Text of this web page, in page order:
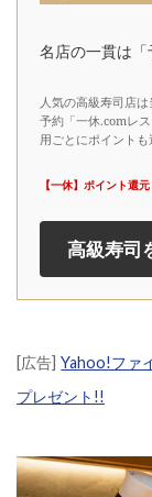
名店の一貫は
人気の高級寿司店
予約「一休.comレ
用ごとにポイントも
【一休】ポイント還
高級寿司
[広告] Yahoo!ファ
プレゼント!!